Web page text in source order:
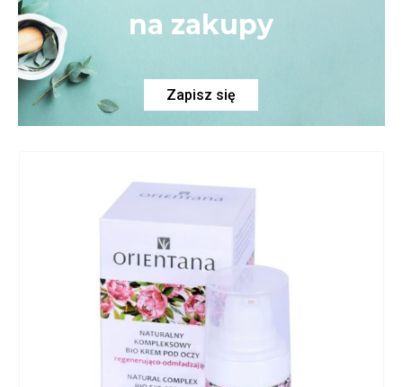
na zakupy
Zapisz się